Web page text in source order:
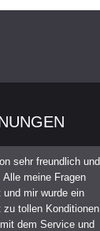
sehr freundlich und
Alle meine Fragen
und mir wurde ein
tollen Konditionen
dem Service und